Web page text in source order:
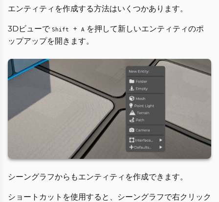
エンティティを作成する方法はいくつかあります。
3Dビューで Shift + A を押して新しいエンティティのポ
ップアップを開きます。
シーングラフからもエンティティを作成できます。
ショートカットを使用すると、シーングラフで右クリック